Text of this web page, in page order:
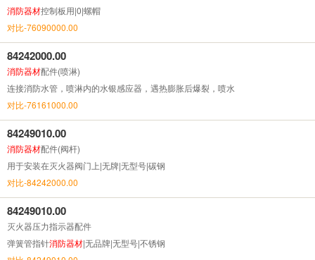
消防器材控制板用|0|螺帽
对比-76090000.00
84242000.00
消防器材配件(喷淋)
连接消防水管，喷淋内的水银感应器，遇热膨胀后爆裂，喷水
对比-76161000.00
84249010.00
消防器材配件(阀杆)
用于安装在灭火器阀门上|无牌|无型号|碳钢
对比-84242000.00
84249010.00
灭火器压力指示器配件
弹簧管指针消防器材|无品牌|无型号|不锈钢